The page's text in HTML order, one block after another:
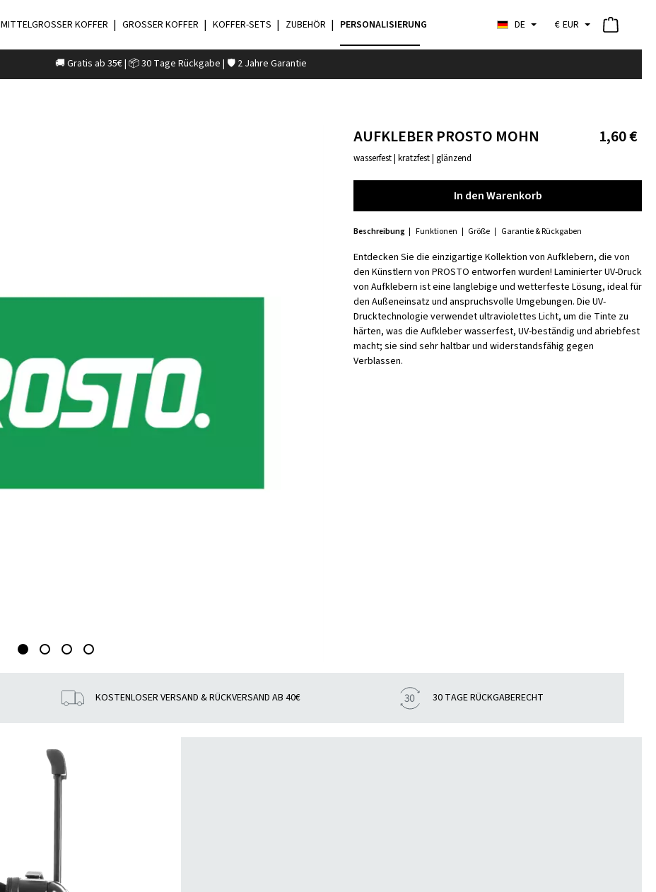
MITTELGROSSER KOFFER GROSSER KOFFER KOFFER-SETS ZUBEHÖR PERSONALISIERUNG DE € EUR
🚚 Gratis ab 35€ | 📦 30 Tage Rückgabe | 🛡️ 2 Jahre Garantie
AUFKLEBER PROSTO MOHN
wasserfest | kratzfest | glänzend
1,60 €
In den Warenkorb
In den Warenkorb
Beschreibung
Entdecken Sie die einzigartige Kollektion von Aufklebern, die von
den Künstlern von PROSTO entworfen wurden! Laminierter UV-Druck
von Aufklebern ist eine langlebige und wetterfeste Lösung, ideal für
den Außeneinsatz und anspruchsvolle Umgebungen. Die UV-
Drucktechnologie verwendet ultraviolettes Licht, um die Tinte zu
härten, was die Aufkleber wasserfest, UV-beständig und abriebfest
macht; sie sind sehr haltbar und widerstandsfähig gegen
Verblassen.
Funktionen Größe Garantie & Rückgaben
KOSTENLOSER VERSAND & RÜCKVERSAND AB 40€ 30 TAGE RÜCKGABERECHT